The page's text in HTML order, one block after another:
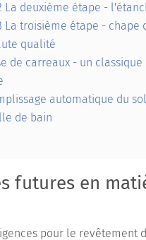
La deuxième étape -
La troisième étape - chape
qualité
de carreaux - un classique
automatique du
de bain
futures en
pour le revêtement